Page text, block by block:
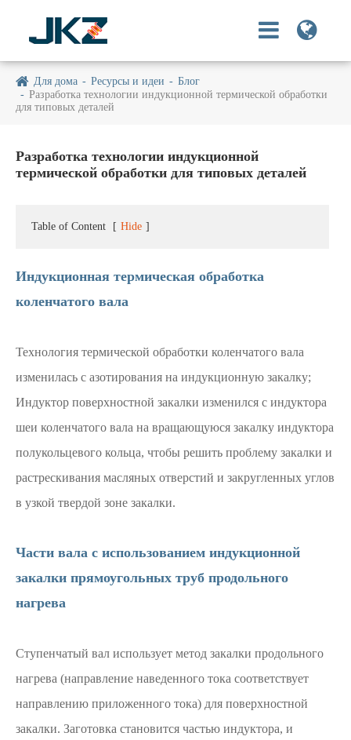
Для дома Ресурсы и идеи
Блог
Разработка технологии индукционной термической обработки
для типовых деталей
Разработка технологии индукционной
термической обработки для типовых деталей
Table of Content [ Hide ]
Индукционная термическая обработка
коленчатого вала
Технология термической обработки коленчатого вала
изменилась с азотирования на индукционную закалку;
Индуктор поверхностной закалки изменился с индуктора
шеи коленчатого вала на вращающуюся закалку индуктора
полукольцевого кольца, чтобы решить проблему закалки и
растрескивания масляных отверстий и закругленных углов
в узкой твердой зоне закалки.
Части вала с использованием индукционной
закалки прямоугольных труб продольного
нагрева
Ступенчатый вал использует метод закалки продольного
нагрева (направление наведенного тока соответствует
направлению приложенного тока) для поверхностной
закалки. Заготовка становится частью индуктора, и